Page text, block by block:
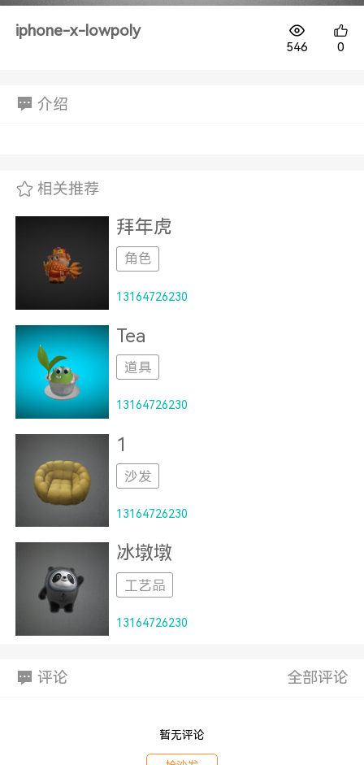
iphone-x-lowpoly
546 0
介绍
相关推荐
拜年虎
角色
13164726230
Tea
道具
13164726230
1
沙发
13164726230
冰墩墩
工艺品
13164726230
评论 全部评论
暂无评论